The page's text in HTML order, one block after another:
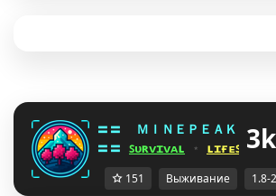
〓〓 ＭＩＮＥＰＥＡＫ ¤
〓〓 ꜱᴜʀᴠɪᴠᴀʟ ⋆ ʟɪғᴇꜱᴛᴇᴀʟ
3k
151 Выживание 1.8-